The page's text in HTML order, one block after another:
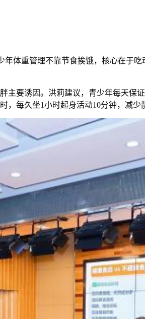
重管理不靠节食挨饿，核心在于吃
要诱因。洪莉建议，青少年每天保
每久坐1小时起身活动10分钟，减少